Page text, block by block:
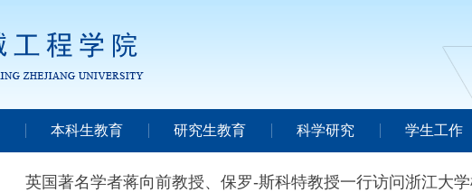
本科生教育 研究生教育 科学研究 学生工作
英国著名学者蒋向前教授、保罗-斯科特教授一行访问浙江大